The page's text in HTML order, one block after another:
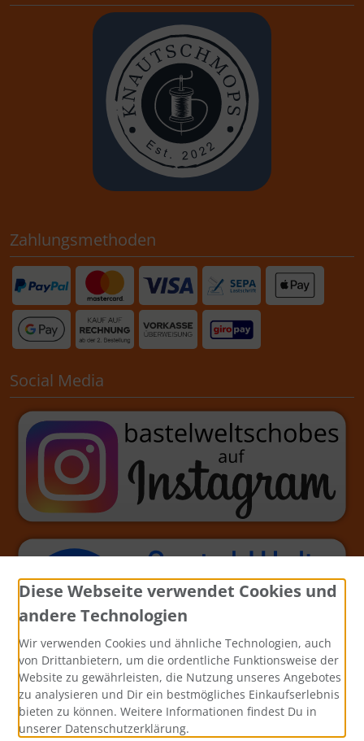
Zahlungsmethoden
Social Media
Diese Webseite verwendet Cookies und
andere Technologien
Wir verwenden Cookies und ähnliche Technologien, auch
von Drittanbietern, um die ordentliche Funktionsweise der
Website zu gewährleisten, die Nutzung unseres Angebotes
zu analysieren und Dir ein bestmögliches Einkaufserlebnis
bieten zu können. Weitere Informationen findest Du in
unserer Datenschutzerklärung.